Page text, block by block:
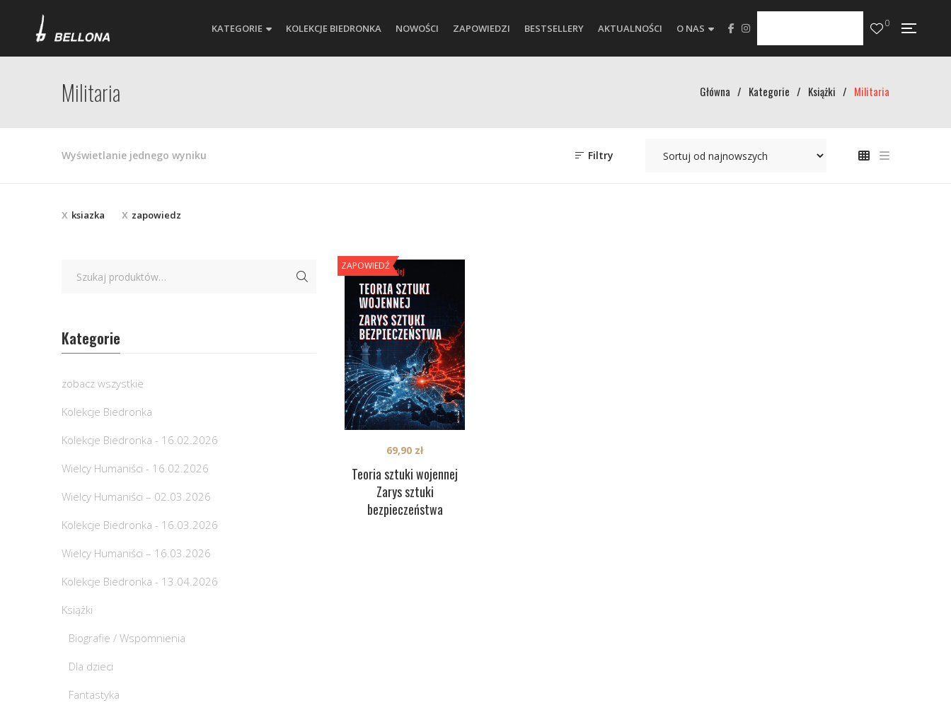
KATEGORIE KOLEKCJE BIEDRONKA NOWOŚCI ZAPOWIEDZI BESTSELLERY AKTUALNOŚCI O NAS 0
Militaria Główna / Kategorie / Książki / Militaria
Wyświetlanie jednego wyniku Filtry
ksiazka zapowiedz
ZAPOWIEDŹ
Teoria sztuki wojennej
Zarys sztuki
bezpieczeństwa
69,90 zł
Kategorie
zobacz wszystkie
Kolekcje Biedronka
Kolekcje Biedronka - 16.02.2026
Wielcy Humaniści - 16.02.2026
Wielcy Humaniści – 02.03.2026
Kolekcje Biedronka - 16.03.2026
Wielcy Humaniści – 16.03.2026
Kolekcje Biedronka - 13.04.2026
Książki
Biografie / Wspomnienia
Dla dzieci
Fantastyka